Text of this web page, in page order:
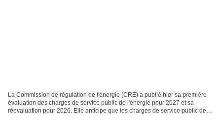
La Commission de régulation de l'énergie (CRE) a publié hier sa première
évaluation des charges de service public de l'énergie pour 2027 et sa
réévaluation pour 2026. Elle anticipe que les charges de service public de